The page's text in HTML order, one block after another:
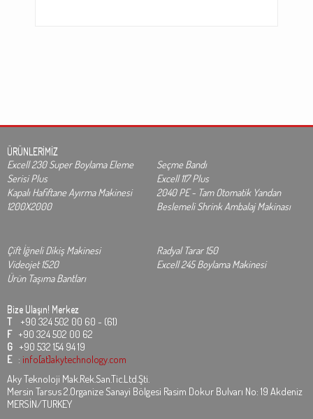
ÜRÜNLERİMİZ
Excell 230 Super Boylama Eleme
Serisi Plus
Seçme Bandı
Excell 117 Plus
Kapalı Hafiftane Ayırma Makinesi
1200X2000
2040 PE - Tam Otomatik Yandan
Beslemeli Shrink Ambalaj Makinası
Çift İğneli Dikiş Makinesi
Radyal Tarar 150
Videojet 1520
Excell 245 Boylama Makinesi
Ürün Taşıma Bantları
Bize Ulaşın! Merkez
T +90 324 502 00 60 - (61)
F +90 324 502 00 62
G +90 532 154 94 19
E : info[at]akytechnology.com
Aky Teknoloji Mak.Rek.San.Tic.Ltd.Şti.
Mersin Tarsus 2.Organize Sanayi Bölgesi Rasim Dokur Bulvarı No: 19 Akdeniz
MERSİN/TURKEY